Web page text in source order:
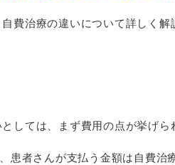
費治療の違いについて詳しく解
しては、まず費用の点が挙げら
患者さんが支払う金額は自費治